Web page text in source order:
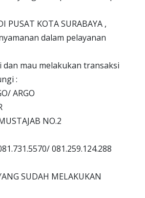
PUSAT KOTA SURABAYA ,
dalam pelayanan
mau melakukan transaksi
:
ARGO
NO.2
081.259.124.288
SUDAH MELAKUKAN